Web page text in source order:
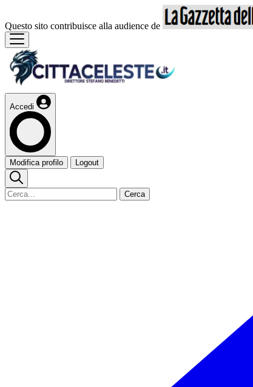
Questo sito contribuisce alla audience de
Accedi
Modifica profilo Logout
Cerca